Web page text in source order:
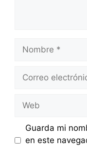
Nombre
Correo
Web
Guarda mi
en este